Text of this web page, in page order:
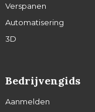
Verspanen
Automatisering
3D
Bedrijvengids
Aanmelden